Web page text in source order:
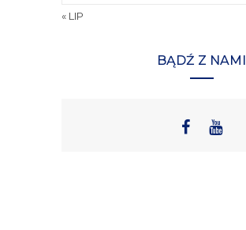
« LIP
BĄDŹ Z NAMI